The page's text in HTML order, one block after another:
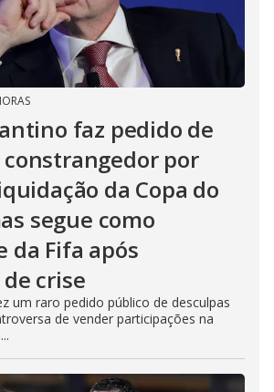
faz pedido de
por
da Copa do
segue como
da Fifa após
crise
um raro pedido público de desculpas
de vender participações na